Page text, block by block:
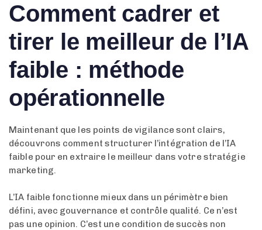
Comment cadrer et
tirer le meilleur de l’IA
faible : méthode
opérationnelle
Maintenant que les points de vigilance sont clairs,
découvrons comment structurer l’intégration de l’IA
faible pour en extraire le meilleur dans votre stratégie
marketing.
L’IA faible fonctionne mieux dans un périmètre bien
défini, avec gouvernance et contrôle qualité. Ce n’est
pas une opinion. C’est une condition de succès non